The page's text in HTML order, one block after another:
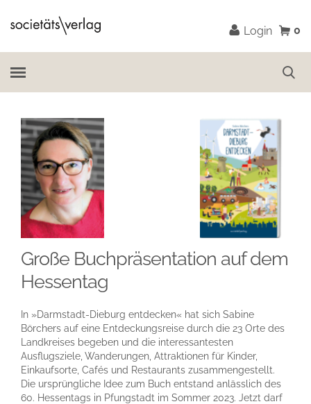
Login 0
Große Buchpräsentation auf dem
Hessentag
In »Darmstadt-Dieburg entdecken« hat sich Sabine
Börchers auf eine Entdeckungsreise durch die 23 Orte des
Landkreises begeben und die interessantesten
Ausflugsziele, Wanderungen, Attraktionen für Kinder,
Einkaufsorte, Cafés und Restaurants zusammengestellt.
Die ursprüngliche Idee zum Buch entstand anlässlich des
60. Hessentags in Pfungstadt im Sommer 2023. Jetzt darf